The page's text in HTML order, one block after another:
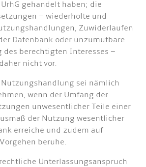
UrhG gehandelt haben; die
– wiederholte und
Zuwiderlaufen
Datenbank oder unzumutbare
des berechtigten Interesses –
nicht vor.
sei nämlich
wenn der Umfang der
unwesentlicher Teile einer
der Nutzung wesentlicher
erreiche und zudem auf
beruhe.
Unterlassungsanspruch